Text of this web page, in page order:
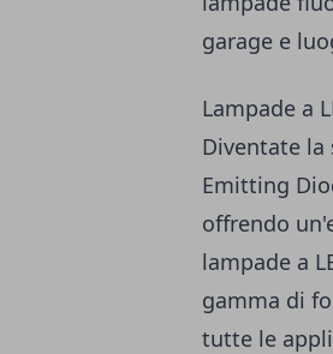
garage e
Lampade a
Diventate la
Emitting
offrendo
lampade a
gamma di
tutte le